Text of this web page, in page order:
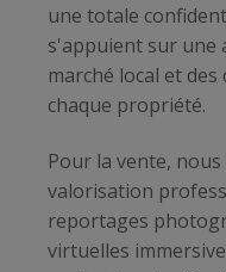
une totale
s'appuient sur une
marché local et
chaque propriété.
Pour la vente,
valorisation
reportages
virtuelles